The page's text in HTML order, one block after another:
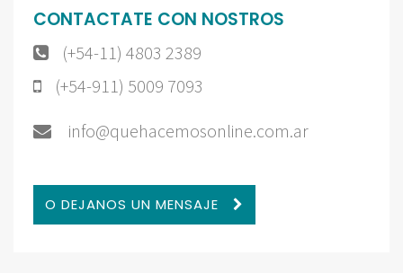
CONTACTATE CON NOSTROS
(+54-11) 4803 2389
(+54-911) 5009 7093
info@quehacemosonline.com.ar
O DEJANOS UN MENSAJE